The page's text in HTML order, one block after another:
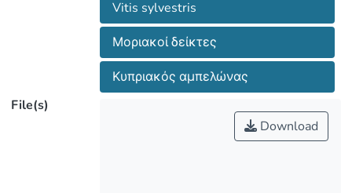
χρησιμοποιούν τα εργαλεία και τη
φωτιά και με τον καιρό ο Homo Erectus
εξελίχθηκε σε Homo Sapiens, δημιουργό
επιστήμης και πολιτισμού. Πρώτος
σταθμός σε αυτή την πορεία υπήρξε η
συνειδητή χρήση των τεχνικών
παραγωγής τροφής και η συνακόλουθη
μόνιμη εγκατάσταση. Με τη δημιουργία
Vitis sylvestris
Μοριακοί δείκτες
Κυπριακός αμπελώνας
File(s)
Download